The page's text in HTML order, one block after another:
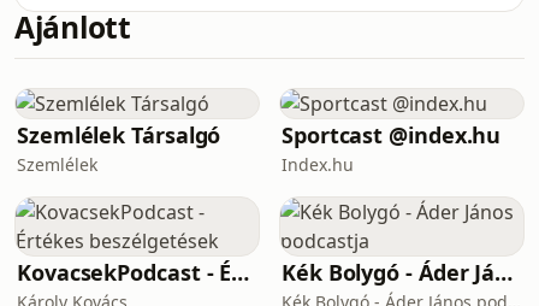
találni a nehéz mindennapi
helyzetekben – például átmeneteknél,
szabályoknál, testvérkonfliktusoknál
tud segíteni?Megérteni az
autizmussal vagy ADHD-val élő
dühkitörések, túlterhelődés vagy
visszahúzódás mögött.Segítséget
találni a nehéz mindennapi
szabályoknál, testvérkonfliktusoknál
vagy az iskolai/óvodai
kihívásoknál.Gyakorlati eszkö
Ajánlott
Szemlélek Társalgó
Szemlélek
Sportcast @index.hu
Index.hu
KovacsekPodcast - Értékes beszélgetések Kék Bolygó - Áder János podcastja